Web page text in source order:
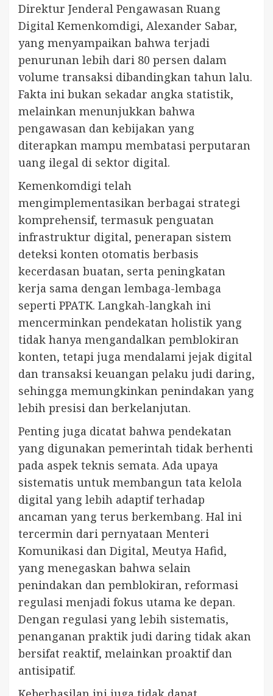
Direktur Jenderal Pengawasan Ruang
Digital Kemenkomdigi, Alexander Sabar,
yang menyampaikan bahwa terjadi
penurunan lebih dari 80 persen dalam
volume transaksi dibandingkan tahun lalu.
Fakta ini bukan sekadar angka statistik,
melainkan menunjukkan bahwa
pengawasan dan kebijakan yang
diterapkan mampu membatasi perputaran
uang ilegal di sektor digital.
Kemenkomdigi telah
mengimplementasikan berbagai strategi
komprehensif, termasuk penguatan
infrastruktur digital, penerapan sistem
deteksi konten otomatis berbasis
kecerdasan buatan, serta peningkatan
kerja sama dengan lembaga-lembaga
seperti PPATK. Langkah-langkah ini
mencerminkan pendekatan holistik yang
tidak hanya mengandalkan pemblokiran
konten, tetapi juga mendalami jejak digital
dan transaksi keuangan pelaku judi daring,
sehingga memungkinkan penindakan yang
lebih presisi dan berkelanjutan.
Penting juga dicatat bahwa pendekatan
yang digunakan pemerintah tidak berhenti
pada aspek teknis semata. Ada upaya
sistematis untuk membangun tata kelola
digital yang lebih adaptif terhadap
ancaman yang terus berkembang. Hal ini
tercermin dari pernyataan Menteri
Komunikasi dan Digital, Meutya Hafid,
yang menegaskan bahwa selain
penindakan dan pemblokiran, reformasi
regulasi menjadi fokus utama ke depan.
Dengan regulasi yang lebih sistematis,
penanganan praktik judi daring tidak akan
bersifat reaktif, melainkan proaktif dan
antisipatif.